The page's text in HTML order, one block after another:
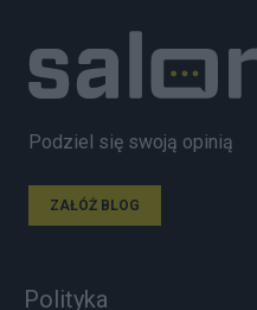
Podziel się swoją opinią
ZAŁÓŻ BLOG
Polityka